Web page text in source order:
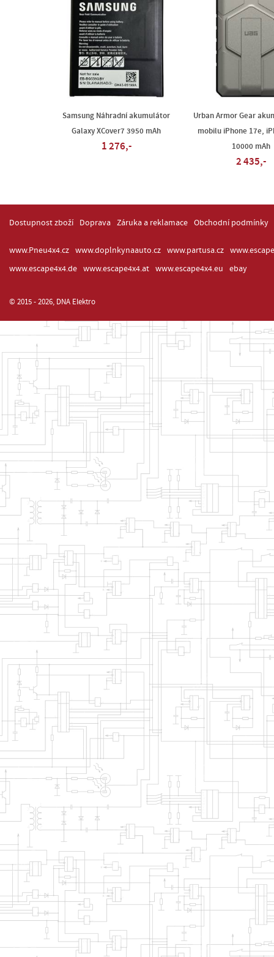
Samsung Náhradní akumulátor
Galaxy XCover7 3950 mAh
1 276,-
Urban Armor Gear
mobilu iPhone 17e,
10000 mAh
2 435,-
Dostupnost zboží Doprava Záruka a reklamace Obchodní podmínky
www.Pneu4x4.cz www.doplnkynaauto.cz www.partusa.cz
www.escape4x4.de
www.escape4x4.at www.escape4x4.eu ebay
© 2015 - 2026, DNA Elektro